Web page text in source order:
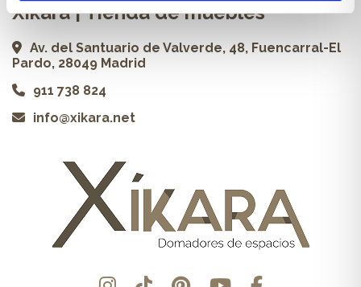
Xikara | Tienda de muebles
Av. del Santuario de Valverde, 48, Fuencarral-El
Pardo, 28049 Madrid
911 738 824
info@xikara.net